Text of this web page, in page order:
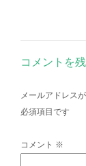
コメントを
メールアドレス
必須項目です
コメント ※